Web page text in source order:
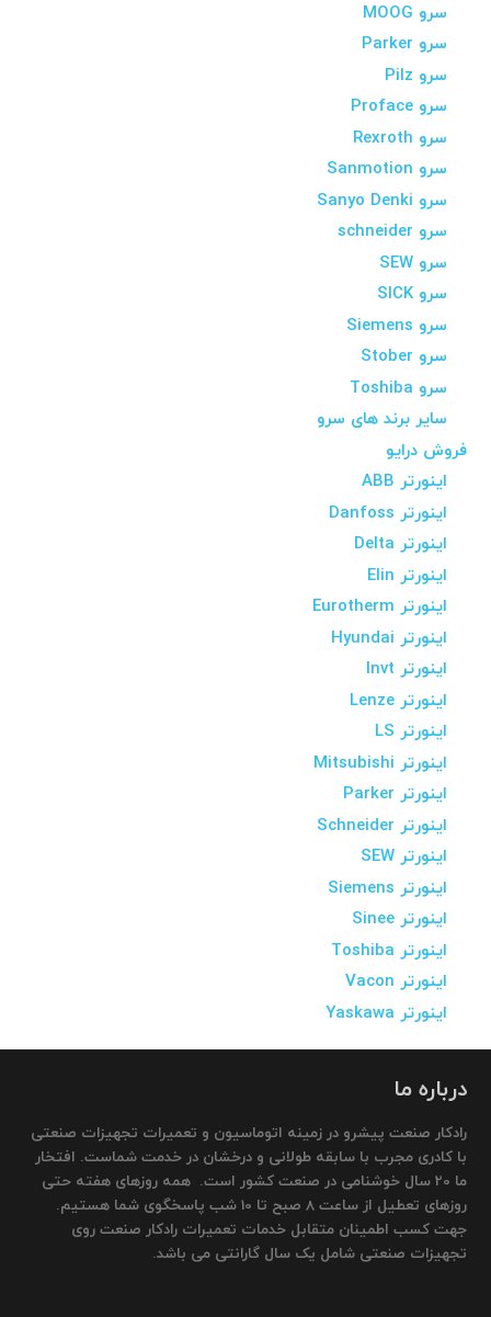
سرو MOOG
سرو Parker
سرو Pilz
سرو Proface
سرو Rexroth
سرو Sanmotion
سرو Sanyo Denki
سرو schneider
سرو SEW
سرو SICK
سرو Siemens
سرو Stober
سرو Toshiba
سایر برند های سرو
فروش درایو
اینورتر ABB
اینورتر Danfoss
اینورتر Delta
اینورتر Elin
اینورتر Eurotherm
اینورتر Hyundai
اینورتر Invt
اینورتر Lenze
اینورتر LS
اینورتر Mitsubishi
اینورتر Parker
اینورتر Schneider
اینورتر SEW
اینورتر Siemens
اینورتر Sinee
اینورتر Toshiba
اینورتر Vacon
اینورتر Yaskawa
درباره ما
رادکار صنعت پیشرو در زمینه اتوماسیون و تعمیرات تجهیزات صنعتی
با کادری مجرب با سابقه طولانی و درخشان در خدمت شماست. افتخار
ما 20 سال خوشنامی در صنعت کشور است. همه روزهای هفته حتی
روزهای تعطیل از ساعت 8 صبح تا 10 شب پاسخگوی شما هستیم.
جهت کسب اطمینان متقابل خدمات تعمیرات رادکار صنعت روی
تجهیزات صنعتی شامل یک سال گارانتی می باشد.